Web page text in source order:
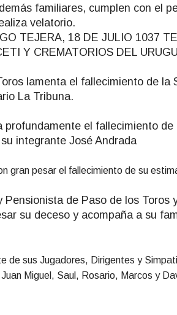
familiares, cumplen con el
velatorio.
TEJERA, 18 DE JULIO 1037
Y CREMATORIOS DEL
lamenta el fallecimiento de la
La Tribuna.
profundamente el fallecimiento de
integrante José Andrada
gran pesar el fallecimiento de su
Pensionista de Paso de los Toros
su deceso y acompaña a su
de sus Jugadores, Dirigentes y
Miguel, Saul, Rosario, Marcos y